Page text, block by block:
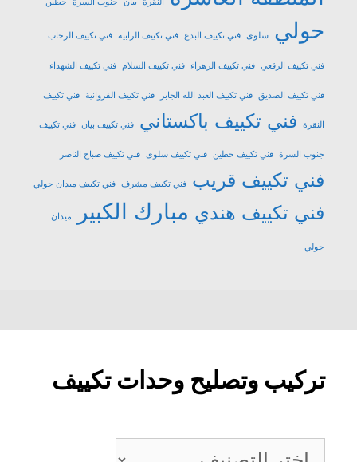
حولي سلوى فني تكييف البدع فني تكييف الرابية فني تكييف الرحاب
فني تكييف الرقعي فني تكييف الزهراء فني تكييف السلام فني تكييف الشهداء
فني تكييف الصديق فني تكييف العبد الله الجابر فني تكييف الفروانية فني تكييف
النقرة فني تكييف باكستاني فني تكييف بيان فني تكييف
جنوب السرة فني تكييف حطين فني تكييف سلوى فني تكييف صباح الناصر
فني تكييف قريب فني تكييف مشرف فني تكييف ميدان حولي
فني تكييف هندي مبارك الكبير ميدان
حولي
تركيب وتصليح وحدات تكييف
تركيب